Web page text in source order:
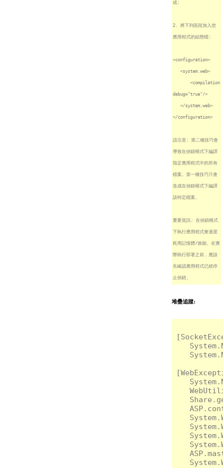
或:
2. 將下列區段加入您
應用程式的組態檔:
<configuration>
<system.web>
<compilation
debug="true"/>
</system.web>
</configuration>
請注意: 第二種技巧會
導致在偵錯模式下編譯
指定應用程式中的所有
檔案。第一種技巧只會
造成在偵錯模式下編譯
該特定檔案。
重要資訊: 在偵錯模式
下執行應用程式會過度
耗用記憶體/效能。在實
際執行部署之前，應該
先確認應用程式已經停
止偵錯。
堆疊追蹤: